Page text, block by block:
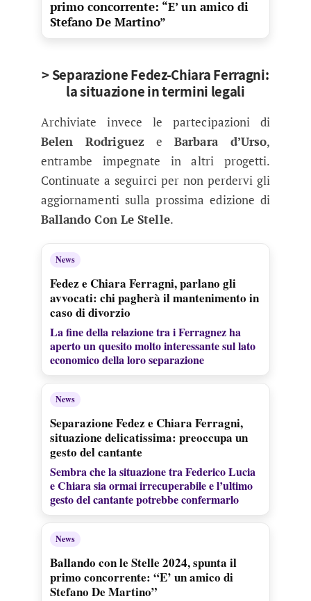
primo concorrente: “E’ un amico di
Stefano De Martino”
> Separazione Fedez-Chiara Ferragni:
la situazione in termini legali
Archiviate invece le partecipazioni di
Belen RodriguezeBarbara d’Urso,
entrambe impegnate in altri progetti.
Continuate a seguirci per non perdervi gli
aggiornamenti sulla prossima edizione di
Ballando Con Le Stelle.
News
Fedez e Chiara Ferragni, parlano gli
avvocati: chi pagherà il mantenimento in
caso di divorzio
La fine della relazione tra i Ferragnez ha
aperto un quesito molto interessante sul lato
economico della loro separazione
News
Separazione Fedez e Chiara Ferragni,
situazione delicatissima: preoccupa un
gesto del cantante
Sembra che la situazione tra Federico Lucia
e Chiara sia ormai irrecuperabile e l’ultimo
gesto del cantante potrebbe confermarlo
News
Ballando con le Stelle 2024, spunta il
primo concorrente: “E’ un amico di
Stefano De Martino”